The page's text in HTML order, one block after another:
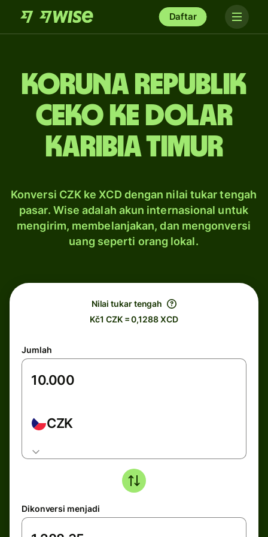
Daftar
koruna Republik
Ceko ke dolar
Karibia Timur
Konversi CZK ke XCD dengan nilai tukar tengah
pasar. Wise adalah akun internasional untuk
mengirim, membelanjakan, dan mengonversi
uang seperti orang lokal.
Nilai tukar tengah
Kč1 CZK = 0,1288 XCD
Jumlah
CZK
Dikonversi menjadi